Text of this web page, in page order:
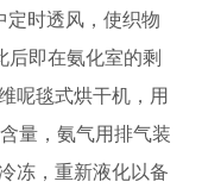
定时透风，使织物
后即在氨化室的剩
呢毯式烘干机，用
量，氨气用排气装
冻，重新液化以备